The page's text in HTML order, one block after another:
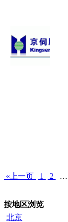
«上一页 1 2 …
按地区浏览
北京